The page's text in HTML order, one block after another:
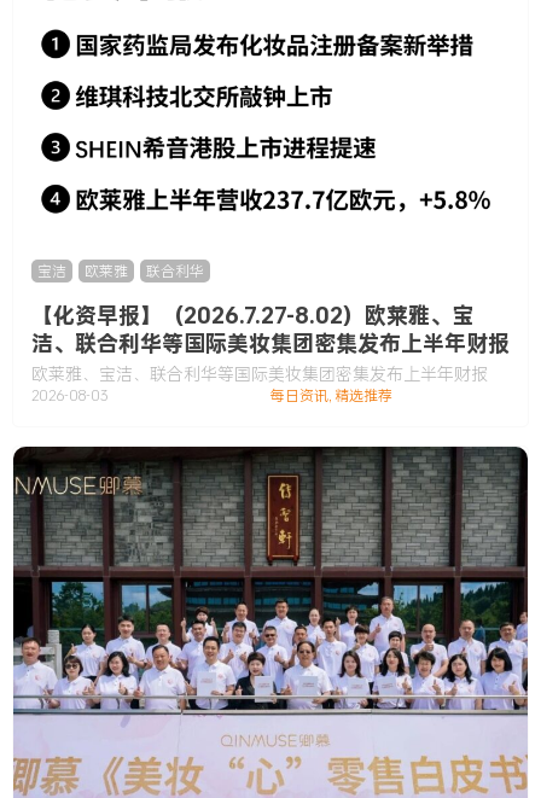
宝洁 欧莱雅 联合利华
【化资早报】（2026.7.27-8.02）欧莱雅、宝
洁、联合利华等国际美妆集团密集发布上半年财报
欧莱雅、宝洁、联合利华等国际美妆集团密集发布上半年财报
2026-08-03 每日资讯,精选推荐